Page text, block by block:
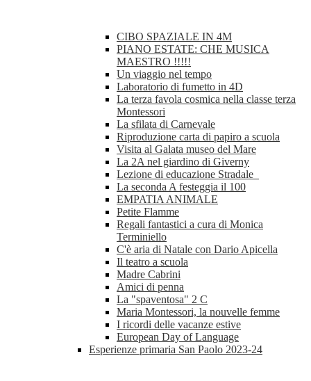
CIBO SPAZIALE IN 4M
PIANO ESTATE: CHE MUSICA
MAESTRO !!!!!
Un viaggio nel tempo
Laboratorio di fumetto in 4D
La terza favola cosmica nella classe terza
Montessori
La sfilata di Carnevale
Riproduzione carta di papiro a scuola
Visita al Galata museo del Mare
La 2A nel giardino di Giverny
Lezione di educazione Stradale
La seconda A festeggia il 100
EMPATIA ANIMALE
Petite Flamme
Regali fantastici a cura di Monica
Terminiello
C'è aria di Natale con Dario Apicella
Il teatro a scuola
Madre Cabrini
Amici di penna
La "spaventosa" 2 C
Maria Montessori, la nouvelle femme
I ricordi delle vacanze estive
European Day of Language
Esperienze primaria San Paolo 2023-24